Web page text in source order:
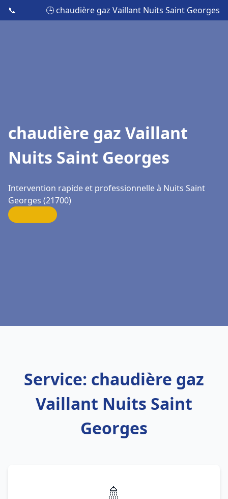
📞 🕒 chaudière gaz Vaillant Nuits Saint Georges
chaudière gaz Vaillant
Nuits Saint Georges
Intervention rapide et professionnelle à Nuits Saint
Georges (21700)
Service: chaudière gaz
Vaillant Nuits Saint
Georges
🚿